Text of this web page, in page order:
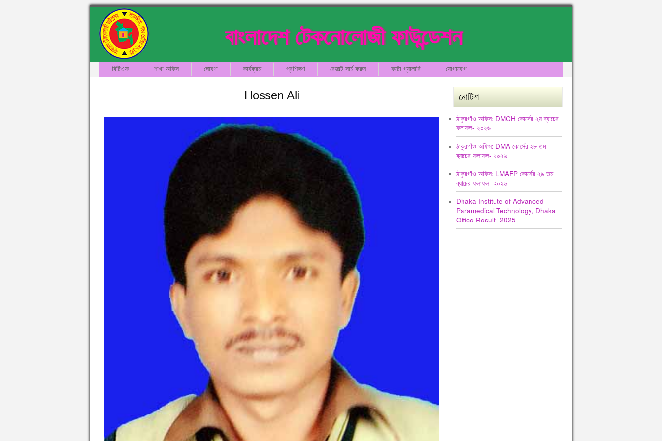
বাংলাদেশ টেকনোলোজী ফাউন্ডেশন
বিটিএফ শাখা অফিস ঘোষণা কার্যক্রম প্রশিক্ষণ রেজাল্ট সার্চ করুন ফটো গ্যালারি যোগাযোগ
Hossen Ali নোটিশ
ঠাকুরগাঁও অফিস: DMCH কোর্সের ২য় ব্যাচের
ফলাফল- ২০২৬
ঠাকুরগাঁও অফিস: DMA কোর্সের ২৮ তম
ব্যাচের ফলাফল- ২০২৬
ঠাকুরগাঁও অফিস: LMAFP কোর্সের ২৯ তম
ব্যাচের ফলাফল- ২০২৬
Dhaka Institute of Advanced
Paramedical Technology, Dhaka
Office Result -2025